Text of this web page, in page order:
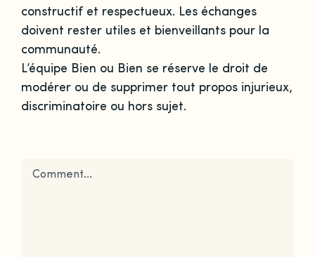
constructif et respectueux. Les échanges
doivent rester utiles et bienveillants pour la
communauté.
L’équipe Bien ou Bien se réserve le droit de
modérer ou de supprimer tout propos injurieux,
discriminatoire ou hors sujet.
Comment